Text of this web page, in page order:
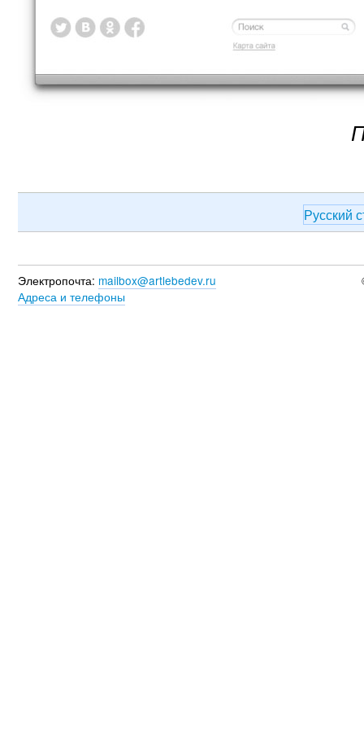
Русский
Электропочта: mailbox@artlebedev.ru
Адреса и телефоны